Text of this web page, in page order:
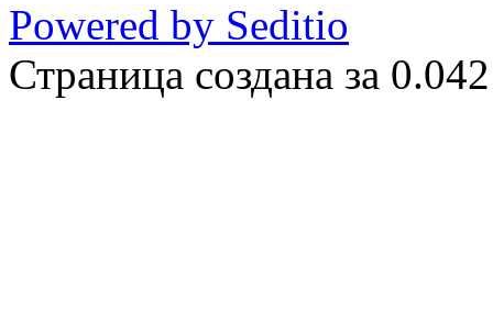
Powered by Seditio
Страница создана за